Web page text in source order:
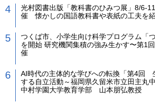
光村図書出版「教科書のひみつ展」8/6-
催 懐かしの国語教科書や表紙の工夫を
つくば市、小学生向け科学プログラム「
を開始 研究機関集積の強み生かす〜第1
催
AI時代の主体的な学びへの転換「第4回
する自立活動～福岡県久留米市立田主丸
中村学園大学教育学部 山本朋弘教授